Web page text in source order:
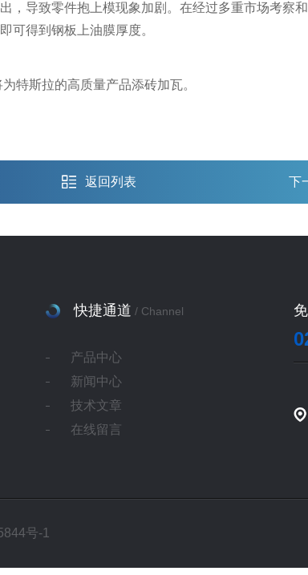
导致零件抱上模现象加剧。在经过多重市场考察
可得到钢板上油膜厚度。
特斯拉的高质量产品添砖加瓦。
返回列表 下
快捷通道 / Channel
产品中心
新闻中心
技术文章
在线留言
号-1